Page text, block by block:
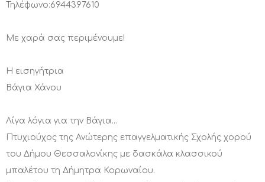
Τηλέφωνο:6944397610
Με χαρά σας περιμένουμε!
Η εισηγήτρια
Βάγια Χάνου
Λίγα λόγια για την Βάγια...
Πτυχιούχος της Ανώτερης επαγγελματικής Σχολής χορού
του Δήμου Θεσσαλονίκης με δασκάλα κλασσικού
μπαλέτου τη Δήμητρα Κορωναίου.